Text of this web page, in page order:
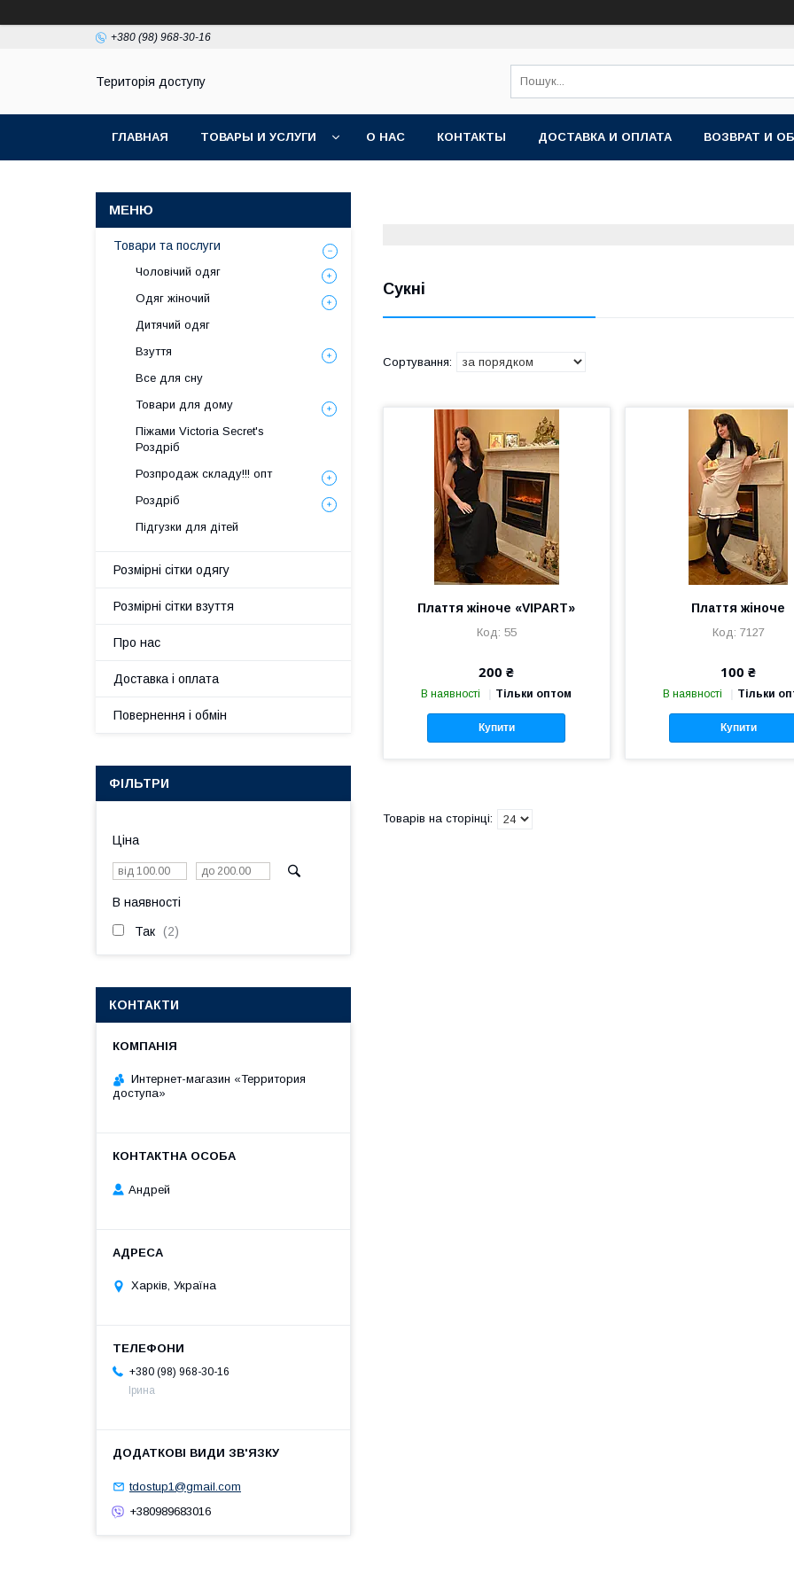
+380 (98) 968-30-16
Територія доступу
ГЛАВНАЯ ТОВАРЫ И УСЛУГИ О НАС КОНТАКТЫ ДОСТАВКА И ОПЛАТА ВОЗВРАТ И
Сукні
Плаття жіноче «VIPART»
55
200 ₴
В наявності Тільки оптом
Купити
Плаття жіноче
7127
100 ₴
В наявності Тільки
Купити
Товари та послуги
Чоловічий одяг
Одяг жіночий
Дитячий одяг
Взуття
Все для сну
Товари для дому
Піжами Victoria Secret's
Роздріб
Розпродаж складу!!! опт
Роздріб
Підгузки для дітей
Розмірні сітки одягу
Розмірні сітки взуття
Про нас
Доставка і оплата
Повернення і обмін
ФІЛЬТРИ
Ціна
В наявності
Так 2
КОНТАКТИ
Интернет-магазин «Территория
доступа»
Андрей
Харків, Україна
+380 (98) 968-30-16
Ірина
tdostup1@gmail.com
+380989683016